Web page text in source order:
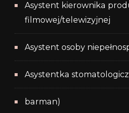
Asystent kierownika
filmowej/telewizyjnej
Asystent osoby
Asystentka
barman)